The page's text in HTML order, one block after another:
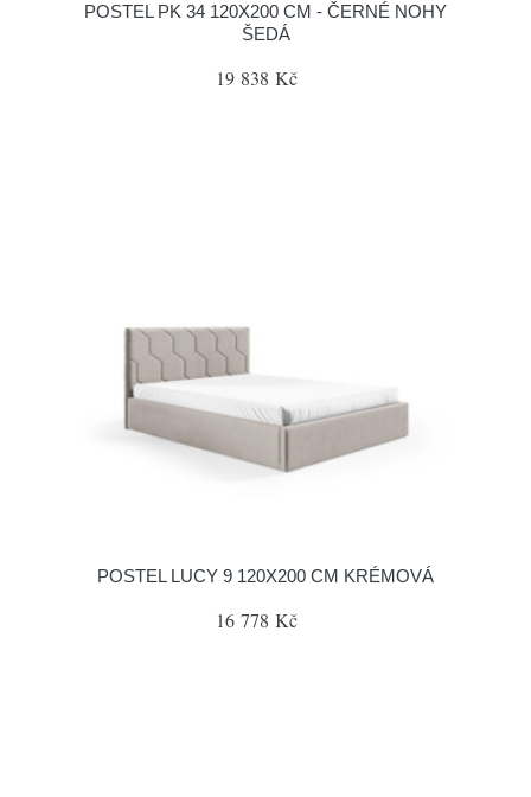
POSTEL PK 34 120X200 CM - ČERNÉ NOHY
ŠEDÁ
19 838 Kč
POSTEL LUCY 9 120X200 CM KRÉMOVÁ
16 778 Kč